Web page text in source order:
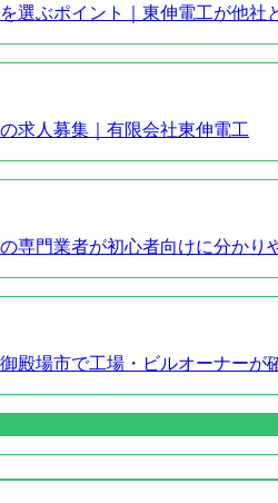
選ぶポイント｜東伸電工が他社
求人募集｜有限会社東伸電工
専門業者が初心者向けに分かり
殿場市で工場・ビルオーナーが